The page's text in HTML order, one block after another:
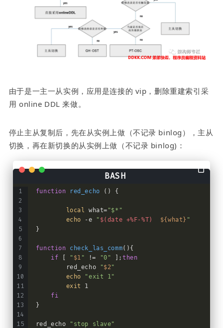
由于是一主一从实例，应用是连接的 vip，删除重建索引采
用 online DDL 来做。
停止主从复制后，先在从实例上做（不记录 binlog），主从
切换，再在新切换的从实例上做（不记录 binlog)：
function red_echo () {
local what= "$*"
echo -e " $(date +%F-%T) ${what} "
}
function check_las_comm(){
if [ " $1 " != "0" ];then
red_echo
"$2 "
echo
"exit 1"
exit
1
fi
}
red_echo
"stop slave"